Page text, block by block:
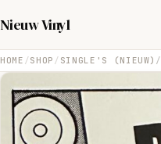
Nieuw Vinyl
HOME SHOP SINGLE'S (NIEUW)